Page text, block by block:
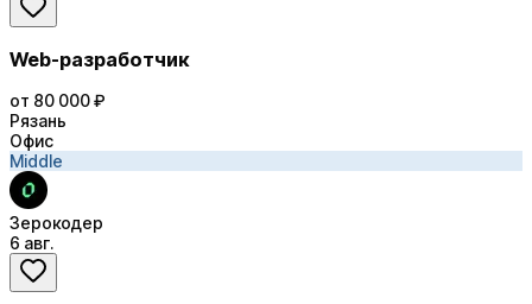
Web-разработчик
от 80 000 ₽
Рязань
Офис
Middle
Зерокодер
6 авг.